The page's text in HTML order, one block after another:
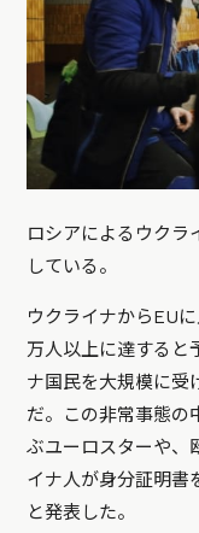
ロシアによるウクラ
している。
ウクライナからEU
万人以上に達すると
ナ国民を大規模に受
だ。この非常事態の
ぶユーロスターや、
イナ人が身分証明書
と発表した。